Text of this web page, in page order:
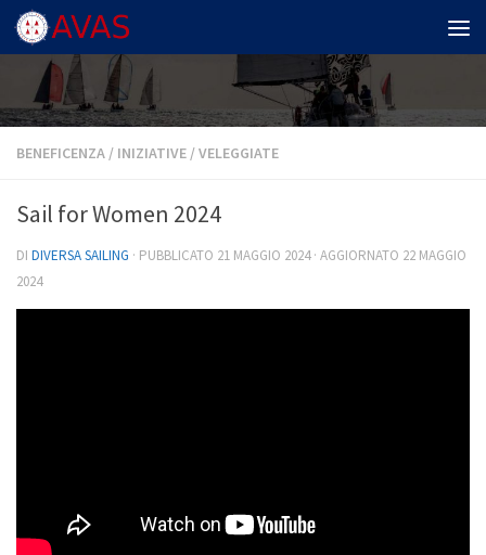
Salta al contenuto
BENEFICENZA / INIZIATIVE /VELEGGIATE
Sail for Women 2024
DI DIVERSA SAILING · PUBBLICATO 21 MAGGIO 2024· AGGIORNATO 22 MAGGIO
2024